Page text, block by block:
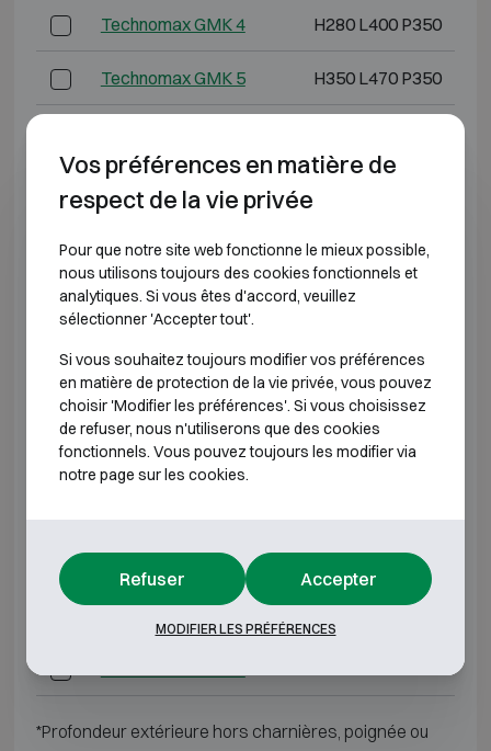
Technomax GMK 4 H280 L400 P350
Technomax GMK 5 H350 L470 P350
Technomax GMK 7
Technomax GMD 3 H220 L350 P300
Technomax GMD 4 H280 L400 P350
Technomax GMD 6 H430 L490 P350
Technomax GMD 7 H490 L430 P400
Technomax GMT 5 H350 L470 P350
*Profondeur extérieure hors charnières, poignée ou
Vos préférences en matière de
respect de la vie privée
Pour que notre site web fonctionne le mieux possible,
nous utilisons toujours des cookies fonctionnels et
analytiques. Si vous êtes d'accord, veuillez
sélectionner 'Accepter tout'.
Si vous souhaitez toujours modifier vos préférences
en matière de protection de la vie privée, vous pouvez
choisir 'Modifier les préférences'. Si vous choisissez
de refuser, nous n'utiliserons que des cookies
fonctionnels. Vous pouvez toujours les modifier via
notre page sur les cookies.
Refuser Accepter
MODIFIER LES PRÉFÉRENCES